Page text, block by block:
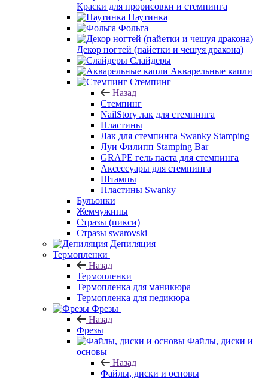
Краски для прорисовки и стемпинга
Паутинка
Фольга
Декор ногтей (пайетки и чешуя дракона)
Слайдеры
Акварельные капли
Стемпинг
Назад
Стемпинг
NailStory лак для стемпинга
Пластины
Лак для стемпинга Swanky Stamping
Луи Филипп Stamping Bar
GRAPE гель паста для стемпинга
Аксессуары для стемпинга
Штампы
Пластины Swanky
Бульонки
Жемчужины
Стразы (пикси)
Cтразы swarovski
Депиляция
Термопленки
Назад
Термопленки
Термопленка для маникюра
Термопленка для педикюра
Фрезы
Назад
Фрезы
Файлы, диски и
основы
Назад
Файлы, диски и основы